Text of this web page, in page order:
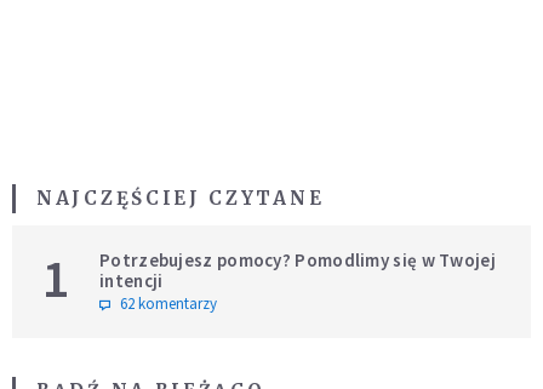
NAJCZĘŚCIEJ CZYTANE
1
Potrzebujesz pomocy? Pomodlimy się w Twojej
intencji
62 komentarzy